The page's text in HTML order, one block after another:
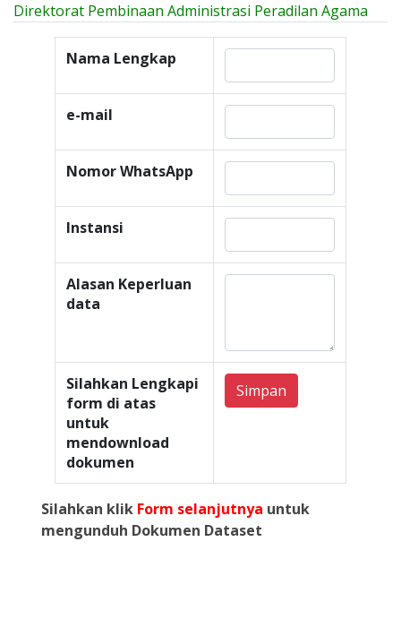
Direktorat Pembinaan Administrasi Peradilan Agama
Nama Lengkap
e-mail
Nomor WhatsApp
Instansi
Alasan Keperluan
data
Silahkan Lengkapi
form di atas
untuk
mendownload
dokumen
Simpan
Silahkan klik Form selanjutnya untuk
mengunduh Dokumen Dataset